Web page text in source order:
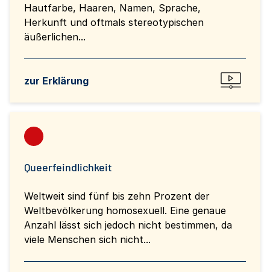
Hautfarbe, Haaren, Namen, Sprache,
Herkunft und oftmals stereotypischen
äußerlichen...
zur Erklärung
Queerfeindlichkeit
Weltweit sind fünf bis zehn Prozent der
Weltbevölkerung homosexuell. Eine genaue
Anzahl lässt sich jedoch nicht bestimmen, da
viele Menschen sich nicht...